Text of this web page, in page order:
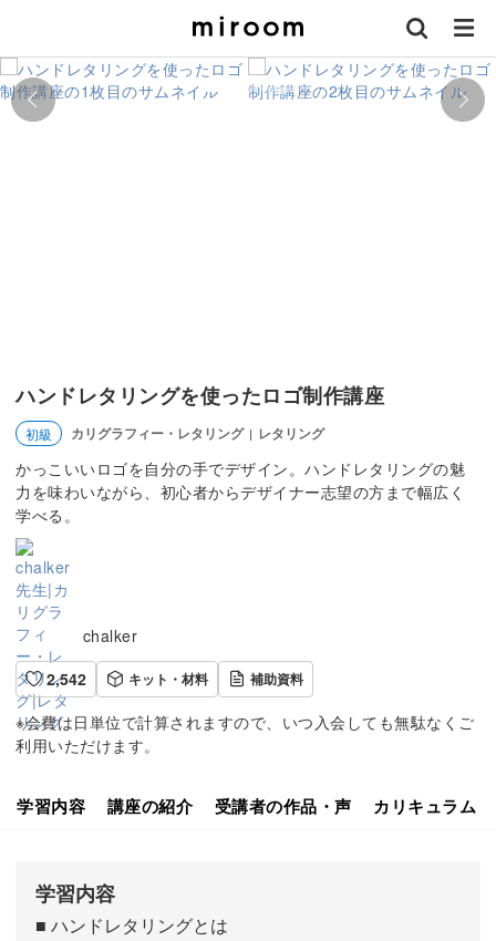
ハンドレタリングを使ったロゴ制作講座
初級 カリグラフィー・レタリング | レタリング
かっこいいロゴを自分の手でデザイン。ハンドレタリングの魅
力を味わいながら、初心者からデザイナー志望の方まで幅広く
学べる。
chalker
2,542
キット・材料 補助資料
※会費は日単位で計算されますので、いつ入会しても無駄なくご
利用いただけます。
学習内容 講座の紹介 受講者の作品・声 カリキュラム
学習内容
■ ハンドレタリングとは